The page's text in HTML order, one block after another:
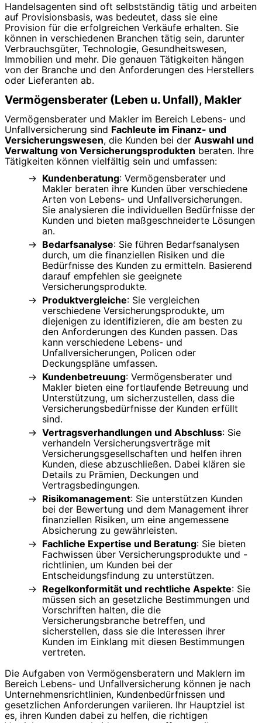
Handelsagenten sind oft selbstständig tätig und arbeiten
auf Provisionsbasis, was bedeutet, dass sie eine
Provision für die erfolgreichen Verkäufe erhalten. Sie
können in verschiedenen Branchen tätig sein, darunter
Verbrauchsgüter, Technologie, Gesundheitswesen,
Immobilien und mehr. Die genauen Tätigkeiten hängen
von der Branche und den Anforderungen des Herstellers
oder Lieferanten ab.
Vermögensberater (Leben u. Unfall), Makler
Vermögensberater und Makler im Bereich Lebens- und
Unfallversicherung sind Fachleute im Finanz- und
Versicherungswesen, die Kunden bei der Auswahl und
Verwaltung von Versicherungsprodukten beraten. Ihre
Tätigkeiten können vielfältig sein und umfassen:
Kundenberatung: Vermögensberater und
Makler beraten ihre Kunden über verschiedene
Arten von Lebens- und Unfallversicherungen.
Sie analysieren die individuellen Bedürfnisse der
Kunden und bieten maßgeschneiderte Lösungen
an.
Bedarfsanalyse: Sie führen Bedarfsanalysen
durch, um die finanziellen Risiken und die
Bedürfnisse des Kunden zu ermitteln. Basierend
darauf empfehlen sie geeignete
Versicherungsprodukte.
Produktvergleiche: Sie vergleichen
verschiedene Versicherungsprodukte, um
diejenigen zu identifizieren, die am besten zu
den Anforderungen des Kunden passen. Das
kann verschiedene Lebens- und
Unfallversicherungen, Policen oder
Deckungspläne umfassen.
Kundenbetreuung: Vermögensberater und
Makler bieten eine fortlaufende Betreuung und
Unterstützung, um sicherzustellen, dass die
Versicherungsbedürfnisse der Kunden erfüllt
sind.
Vertragsverhandlungen und Abschluss: Sie
verhandeln Versicherungsverträge mit
Versicherungsgesellschaften und helfen ihren
Kunden, diese abzuschließen. Dabei klären sie
Details zu Prämien, Deckungen und
Vertragsbedingungen.
Risikomanagement: Sie unterstützen Kunden
bei der Bewertung und dem Management ihrer
finanziellen Risiken, um eine angemessene
Absicherung zu gewährleisten.
Fachliche Expertise und Beratung: Sie bieten
Fachwissen über Versicherungsprodukte und -
richtlinien, um Kunden bei der
Entscheidungsfindung zu unterstützen.
Regelkonformität und rechtliche Aspekte: Sie
müssen sich an gesetzliche Bestimmungen und
Vorschriften halten, die die
Versicherungsbranche betreffen, und
sicherstellen, dass sie die Interessen ihrer
Kunden im Einklang mit diesen Bestimmungen
vertreten.
Die Aufgaben von Vermögensberatern und Maklern im
Bereich Lebens- und Unfallversicherung können je nach
Unternehmensrichtlinien, Kundenbedürfnissen und
gesetzlichen Anforderungen variieren. Ihr Hauptziel ist
es, ihren Kunden dabei zu helfen, die richtigen